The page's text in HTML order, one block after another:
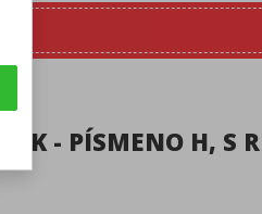
- PÍSMENO H, S